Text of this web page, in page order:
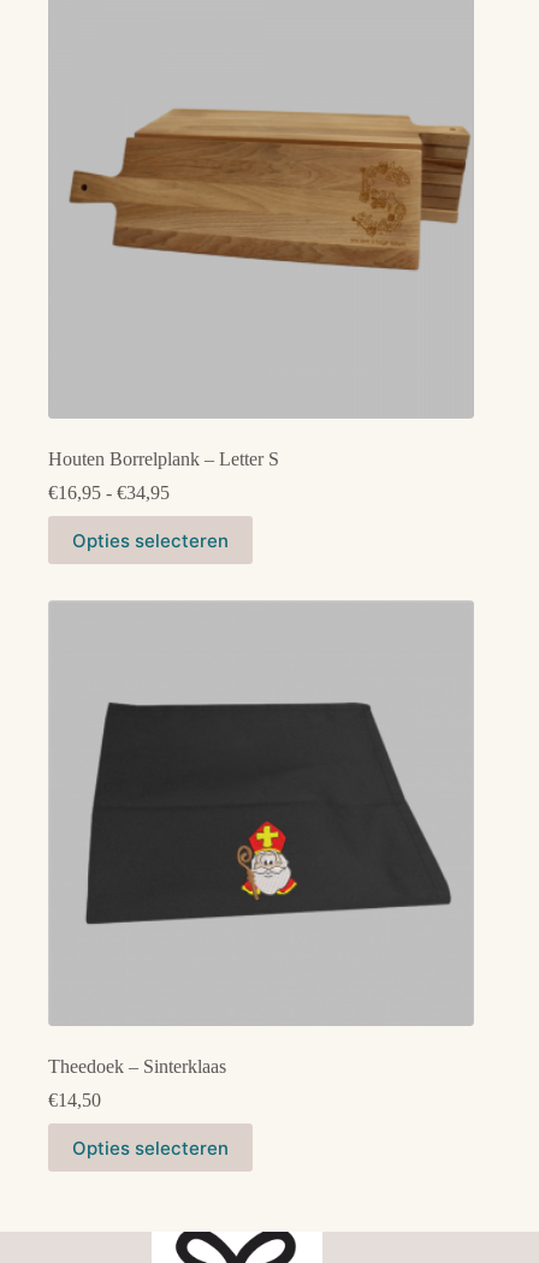
Houten Borrelplank – Letter S
€16,95 - €34,95Prijsklasse:
€16,95
tot
Opties selecteren
product
heeft
gekozen
worden
productpagina
Theedoek – Sinterklaas
€14,50
Opties selecteren
product
heeft